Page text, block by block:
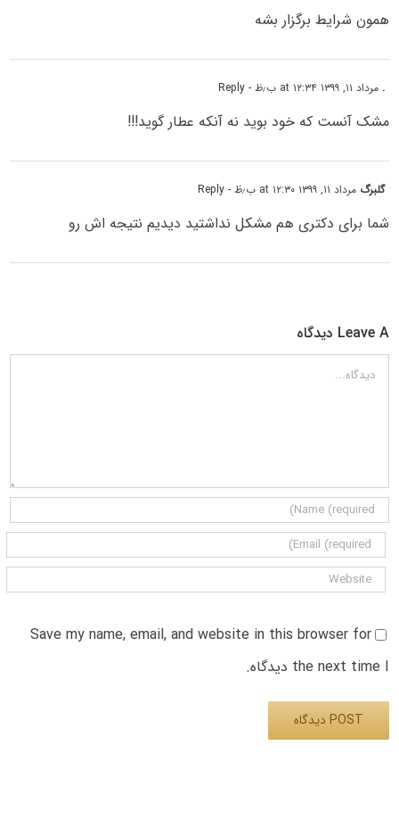
همون شرایط برگزار بشه
. مرداد ۱۱, ۱۳۹۹ at ۱۲:۳۴ ب٫ظ - Reply
مشک آنست که خود بوید نه آنکه عطار گوید!!!
گلبرگ مرداد ۱۱, ۱۳۹۹ at ۱۲:۳۰ ب٫ظ - Reply
شما برای دکتری هم مشکل نداشتید دیدیم نتیجه اش رو
Leave A دیدگاه
دیدگاه
Save my name, email, and website in this browser for
the next time I دیدگاه.